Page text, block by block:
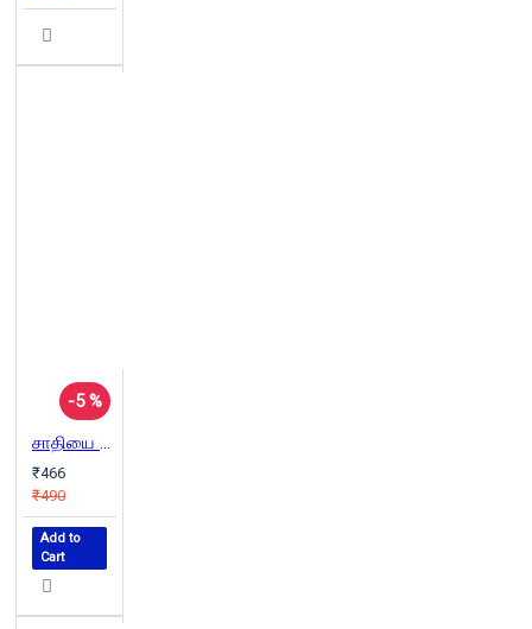
-5 %
சாதியை அழித்தொழித்தல் | Annihilation of Caste
₹466
₹490
Add to
Cart